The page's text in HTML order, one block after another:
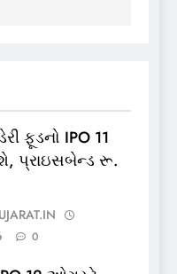
ફૂડનો IPO 11
પ્રાઇસબેન્ડ રૂ.
0